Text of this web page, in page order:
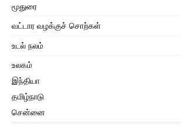
மூதுரை
வட்டார வழக்குச் சொற்கள்
உடல் நலம்
உலகம்
இந்தியா
தமிழ்நாடு
சென்னை